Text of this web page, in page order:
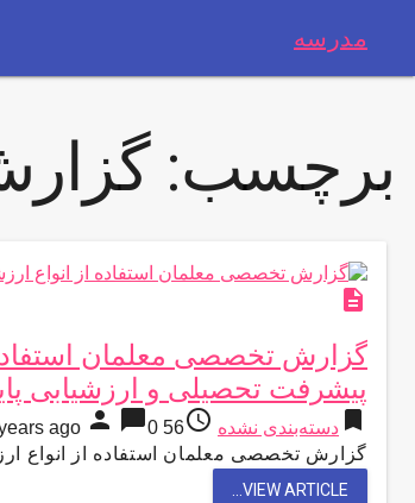
مدرسه
برچسب:
description
گزارش تخصصی معلمان
پیشرفت تحصیلی و ارزشیابی
bookmark دسته‌بندی نشده access_time
56 years ago
person chat_bubble0
گزارش تخصصی معلمان استفاده از انواع
VIEW ARTICLE...